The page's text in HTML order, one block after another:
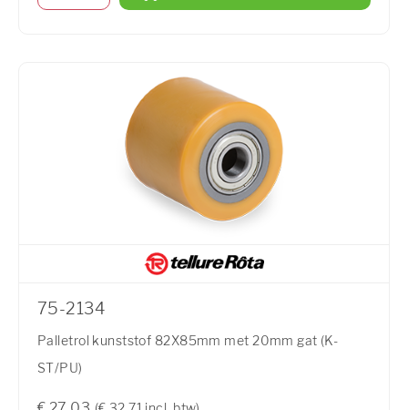
75-2134
Palletrol kunststof 82X85mm met 20mm gat (K-
ST/PU)